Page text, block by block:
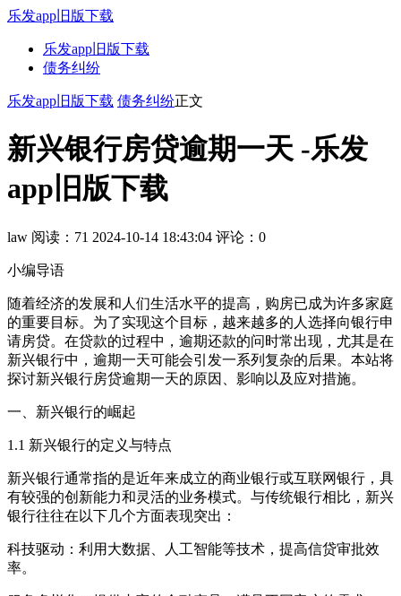
乐发app旧版下载
乐发app旧版下载
债务纠纷
乐发app旧版下载 债务纠纷正文
新兴银行房贷逾期一天 -乐发
app旧版下载
law 阅读：71 2024-10-14 18:43:04 评论：0
小编导语
随着经济的发展和人们生活水平的提高，购房已成为许多家庭
的重要目标。为了实现这个目标，越来越多的人选择向银行申
请房贷。在贷款的过程中，逾期还款的问时常出现，尤其是在
新兴银行中，逾期一天可能会引发一系列复杂的后果。本站将
探讨新兴银行房贷逾期一天的原因、影响以及应对措施。
一、新兴银行的崛起
1.1 新兴银行的定义与特点
新兴银行通常指的是近年来成立的商业银行或互联网银行，具
有较强的创新能力和灵活的业务模式。与传统银行相比，新兴
银行往往在以下几个方面表现突出：
科技驱动：利用大数据、人工智能等技术，提高信贷审批效
率。